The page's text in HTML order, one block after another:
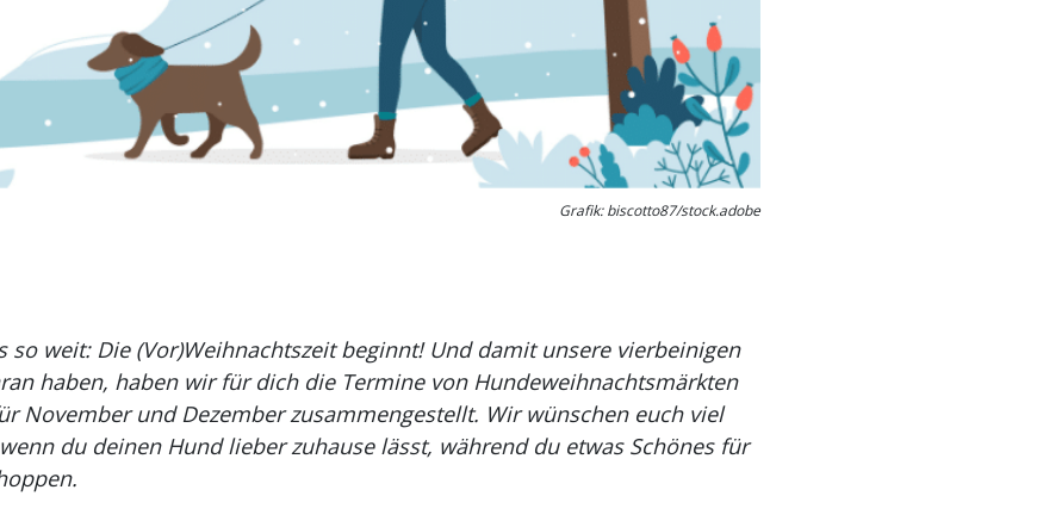
Grafik: biscotto87/stock.adobe
so weit: Die (Vor)Weihnachtszeit beginnt! Und damit unsere vierbeinigen
haben, haben wir für dich die Termine von Hundeweihnachtsmärkten
November und Dezember zusammengestellt. Wir wünschen euch viel
du deinen Hund lieber zuhause lässt, während du etwas Schönes für